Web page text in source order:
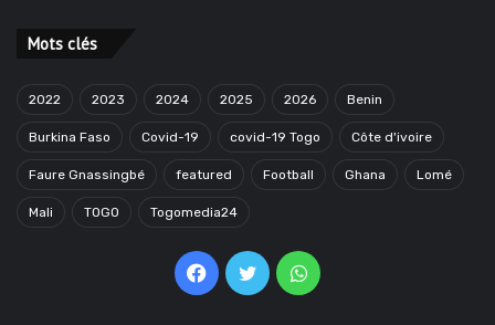
Mots clés
2022 2023 2024 2025 2026 Benin
Burkina Faso Covid-19 covid-19 Togo Côte d'ivoire
Faure Gnassingbé featured Football Ghana Lomé
Mali TOGO Togomedia24
Facebook
TwitterWhatsApp